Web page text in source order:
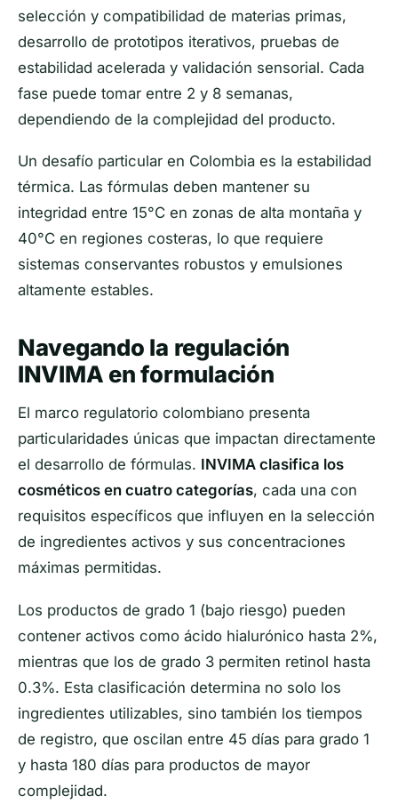
selección y compatibilidad de materias primas,
desarrollo de prototipos iterativos, pruebas de
estabilidad acelerada y validación sensorial. Cada
fase puede tomar entre 2 y 8 semanas,
dependiendo de la complejidad del producto.
Un desafío particular en Colombia es la estabilidad
térmica. Las fórmulas deben mantener su
integridad entre 15°C en zonas de alta montaña y
40°C en regiones costeras, lo que requiere
sistemas conservantes robustos y emulsiones
altamente estables.
Navegando la regulación
INVIMA en formulación
El marco regulatorio colombiano presenta
particularidades únicas que impactan directamente
el desarrollo de fórmulas. INVIMA clasifica los
cosméticos en cuatro categorías, cada una con
requisitos específicos que influyen en la selección
de ingredientes activos y sus concentraciones
máximas permitidas.
Los productos de grado 1 (bajo riesgo) pueden
contener activos como ácido hialurónico hasta 2%,
mientras que los de grado 3 permiten retinol hasta
0.3%. Esta clasificación determina no solo los
ingredientes utilizables, sino también los tiempos
de registro, que oscilan entre 45 días para grado 1
y hasta 180 días para productos de mayor
complejidad.